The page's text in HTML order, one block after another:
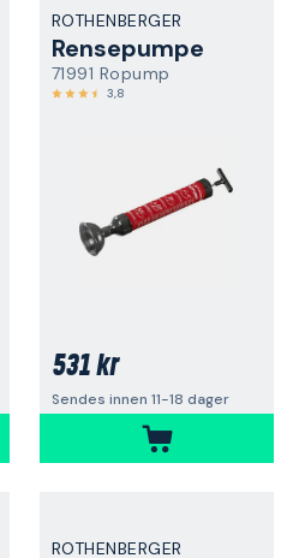
ROTHENBERGER
Rensepumpe
71991 Ropump
3,8
531 kr
Sendes innen 11-18 dager
ROTHENBERGER